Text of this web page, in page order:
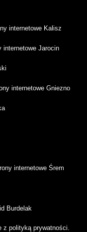
internetowe Kalisz
internetowe Jarocin
internetowe Gniezno
internetowe Śrem
Burdelak
z polityką prywatności.